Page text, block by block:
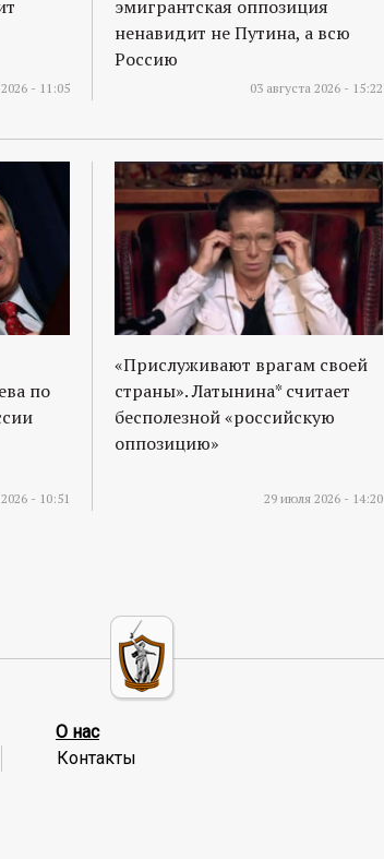
- 11:05
эмигрантская оппозиция
ненавидит не Путина, а всю
Россию
03 августа 2026 - 15:22
по
- 10:51
«Прислуживают врагам своей
страны». Латынина* считает
бесполезной «российскую
оппозицию»
29 июля 2026 - 14:20
О нас
Контакты